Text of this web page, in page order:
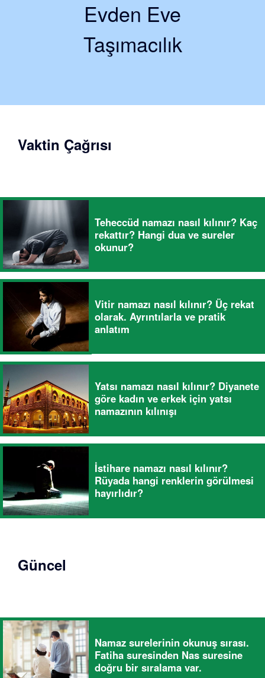
Evden Eve
Taşımacılık
Vaktin Çağrısı
Teheccüd namazı nasıl kılınır? Kaç
rekattır? Hangi dua ve sureler
okunur?
Vitir namazı nasıl kılınır? Üç rekat
olarak. Ayrıntılarla ve pratik
anlatım
Yatsı namazı nasıl kılınır? Diyanete
göre kadın ve erkek için yatsı
namazının kılınışı
İstihare namazı nasıl kılınır?
Rüyada hangi renklerin görülmesi
hayırlıdır?
Güncel
Namaz surelerinin okunuş sırası.
Fatiha suresinden Nas suresine
doğru bir sıralama var.